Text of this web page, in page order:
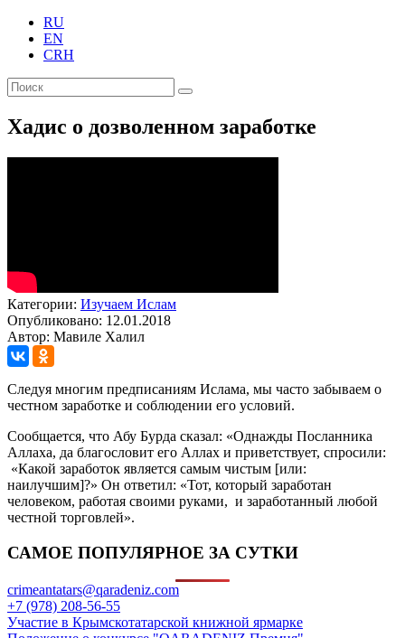
RU
EN
CRH
Хадис о дозволенном заработке
Категории: Изучаем Ислам
Опубликовано: 12.01.2018
Автор: Мавиле Халил
Следуя многим предписаниям Ислама, мы часто забываем о
честном заработке и соблюдении его условий.
Сообщается, что Абу Бурда сказал: «Однажды Посланника
Аллаха, да благословит его Аллах и приветствует, спросили:
«Какой заработок является самым чистым [или:
наилучшим]?» Он ответил: «Тот, который заработан
человеком, работая своими руками, и заработанный любой
честной торговлей».
САМОЕ ПОПУЛЯРНОЕ ЗА СУТКИ
crimeantatars@qaradeniz.com
+7 (978) 208-56-55
Участие в Крымскотатарской книжной ярмарке